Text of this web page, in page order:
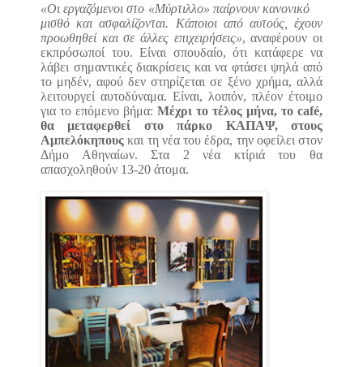
«Οι εργαζόμενοι στο «Μύρτιλλο» παίρνουν κανονικό
μισθό και ασφαλίζονται. Κάποιοι από αυτούς, έχουν
προωθηθεί και σε άλλες επιχειρήσεις», αναφέρουν οι
εκπρόσωποί του. Είναι σπουδαίο, ότι κατάφερε να
λάβει σημαντικές διακρίσεις και να φτάσει ψηλά από
το μηδέν, αφού δεν στηρίζεται σε ξένο χρήμα, αλλά
λειτουργεί αυτοδύναμα. Είναι, λοιπόν, πλέον έτοιμο
για το επόμενο βήμα: Μέχρι το τέλος μήνα, το café,
θα μεταφερθεί στο πάρκο ΚΑΠΑΨ, στους
Αμπελόκηπους και τη νέα του έδρα, την οφείλει στον
Δήμο Αθηναίων. Στα 2 νέα κτίριά του θα
απασχοληθούν 13-20 άτομα.